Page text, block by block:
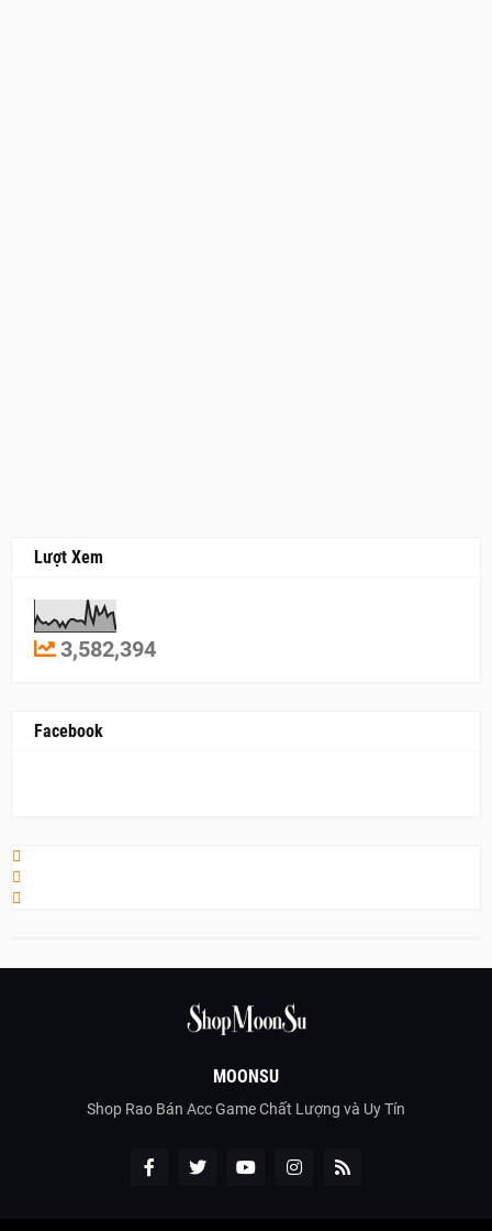
Lượt Xem
3,582,394
Facebook
MOONSU
Shop Rao Bán Acc Game Chất Lượng và Uy Tín